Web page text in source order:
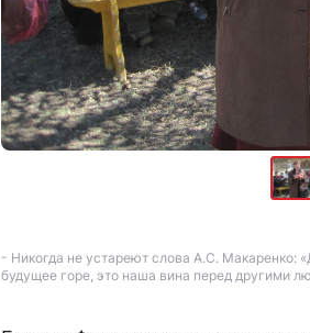
- Никогда не устареют слова А.С. Макаренко:
будущее горе, это наша вина перед другими